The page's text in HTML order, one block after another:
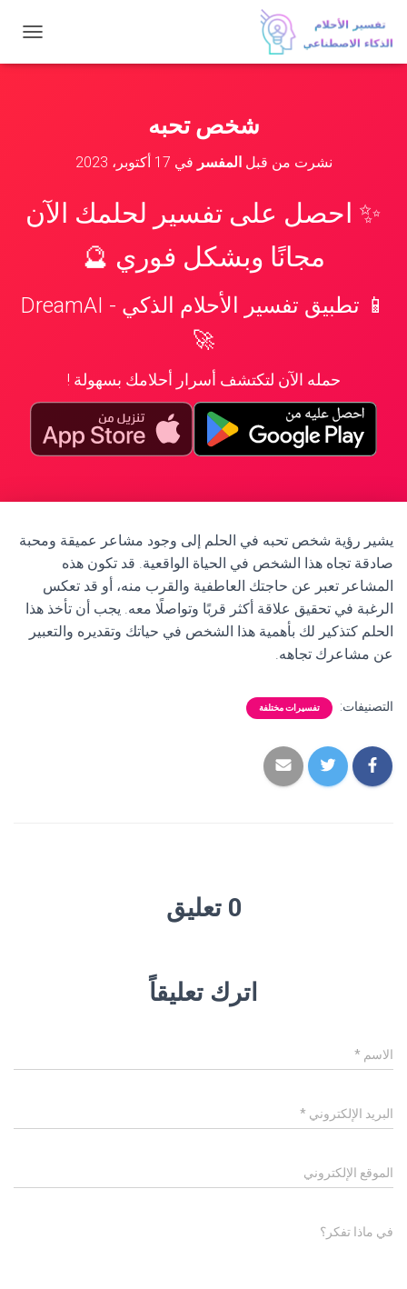
ب
ل
شخص تحبه
نشرت من قبلالمفسر في 17 أكتوبر، 2023
✨ احصل على تفسير لحلمك الآن
مجانًا وبشكل فوري 🔮
📱 تطبيق تفسير الأحلام الذكي - DreamAI
🚀
حمله الآن لتكتشف أسرار أحلامك بسهولة !
يشير رؤية شخص تحبه في الحلم إلى وجود مشاعر عميقة ومحبة
صادقة تجاه هذا الشخص في الحياة الواقعية. قد تكون هذه
المشاعر تعبر عن حاجتك العاطفية والقرب منه، أو قد تعكس
الرغبة في تحقيق علاقة أكثر قربًا وتواصلًا معه. يجب أن تأخذ هذا
الحلم كتذكير لك بأهمية هذا الشخص في حياتك وتقديره والتعبير
عن مشاعرك تجاهه.
التصنيفات: تفسيرات مختلفة
0 تعليق
اترك تعليقاً
الاسم *
البريد الإلكتروني *
الموقع الإلكتروني
في ماذا تفكر؟